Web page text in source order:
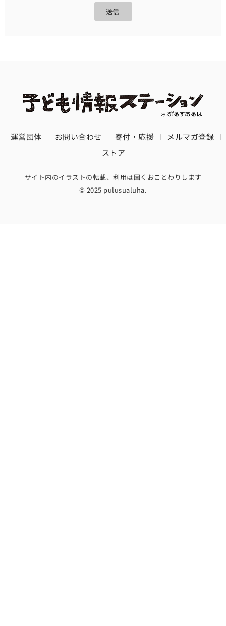
送信
運営団体 お問い合わせ 寄付・応援
メルマガ登録
ストア
サイト内のイラストの転載、利用は固くおことわりします
© 2025 pulusualuha.